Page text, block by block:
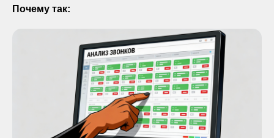
Почему так: